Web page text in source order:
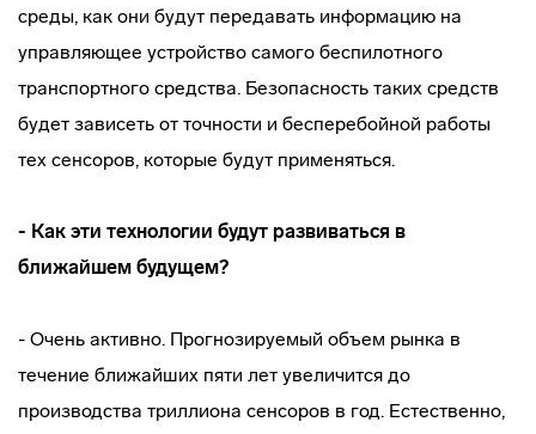
среды, как они будут передавать информацию на
управляющее устройство самого беспилотного
транспортного средства. Безопасность таких средств
будет зависеть от точности и бесперебойной работы
тех сенсоров, которые будут применяться.
- Как эти технологии будут развиваться в
ближайшем будущем?
- Очень активно. Прогнозируемый объем рынка в
течение ближайших пяти лет увеличится до
производства триллиона сенсоров в год. Естественно,